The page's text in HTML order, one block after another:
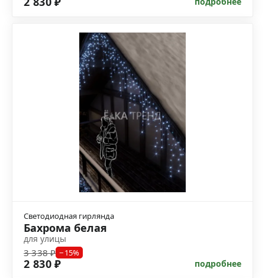
Светодиодная гирлянда
Бахрома белая
для улицы
3 338 ₽ −15%
2 830 ₽ подробнее